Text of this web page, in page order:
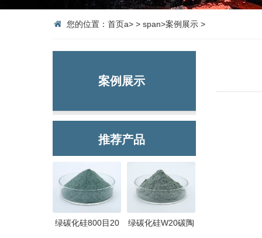
您的位置： 首页a> > span>案例展示 >
案例展示
推荐产品
绿碳化硅800目20 绿碳化硅W20碳陶